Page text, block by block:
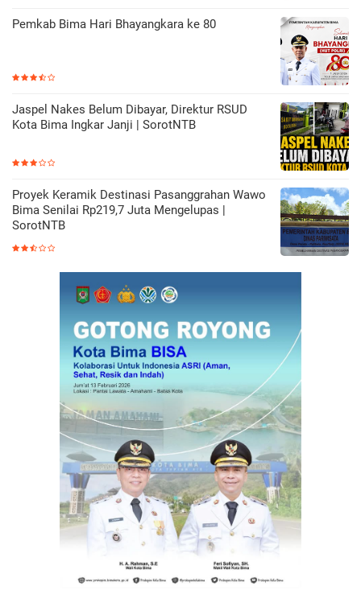
Pemkab Bima Hari Bhayangkara ke 80
Jaspel Nakes Belum Dibayar, Direktur RSUD
Kota Bima Ingkar Janji | SorotNTB
Proyek Keramik Destinasi Pasanggrahan Wawo
Bima Senilai Rp219,7 Juta Mengelupas |
SorotNTB